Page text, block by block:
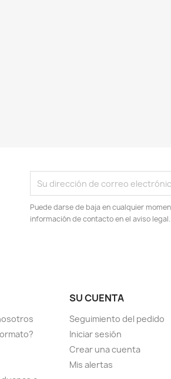
Puede darse de baja en cualquier
información de contacto en el aviso legal.
SU CUENTA
Seguimiento del pedido
Iniciar sesión
Crear una cuenta
Mis alertas